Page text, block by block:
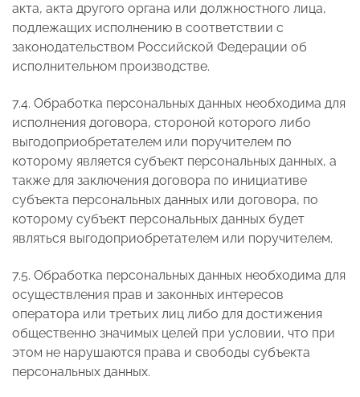
акта, акта другого органа или должностного лица,
подлежащих исполнению в соответствии с
законодательством Российской Федерации об
исполнительном производстве.
7.4. Обработка персональных данных необходима для
исполнения договора, стороной которого либо
выгодоприобретателем или поручителем по
которому является субъект персональных данных, а
также для заключения договора по инициативе
субъекта персональных данных или договора, по
которому субъект персональных данных будет
являться выгодоприобретателем или поручителем.
7.5. Обработка персональных данных необходима для
осуществления прав и законных интересов
оператора или третьих лиц либо для достижения
общественно значимых целей при условии, что при
этом не нарушаются права и свободы субъекта
персональных данных.